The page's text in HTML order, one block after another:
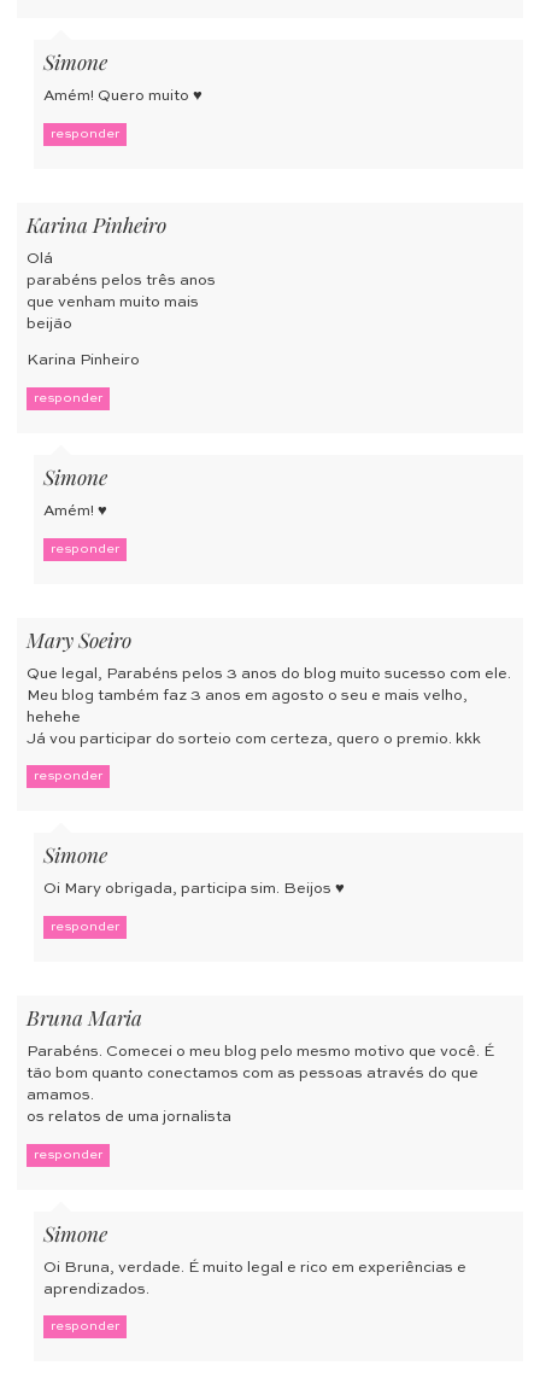
Simone
Amém! Quero muito ♥
responder
Karina Pinheiro
Olá
parabéns pelos três anos
que venham muito mais
beijão
Karina Pinheiro
responder
Simone
Amém! ♥
responder
Mary Soeiro
Que legal, Parabéns pelos 3 anos do blog muito sucesso com ele.
Meu blog também faz 3 anos em agosto o seu e mais velho,
hehehe
Já vou participar do sorteio com certeza, quero o premio. kkk
responder
Simone
Oi Mary obrigada, participa sim. Beijos ♥
responder
Bruna Maria
Parabéns. Comecei o meu blog pelo mesmo motivo que você. É
tão bom quanto conectamos com as pessoas através do que
amamos.
os relatos de uma jornalista
responder
Simone
Oi Bruna, verdade. É muito legal e rico em experiências e
aprendizados.
responder